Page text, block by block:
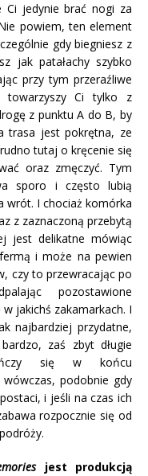
Ci jedynie brać nogi za
powiem, ten element
gdy biegniesz z
jak patałachy szybko
przy tym przeraźliwe
towarzyszy Ci tylko z
z punktu A do B, by
trasa jest pokrętna, ze
tutaj o kręcenie się
oraz zmęczyć. Tym
sporo i często lubią
wrót. I chociaż komórka
z zaznaczoną przebytą
jest delikatne mówiąc
i może na pewien
czy to przewracając po
pozostawione
jakichś zakamarkach. I
najbardziej przydatne,
zaś zbyt długie
się w końcu
podobnie gdy
i jeśli na czas ich
rozpocznie się od
jest produkcją